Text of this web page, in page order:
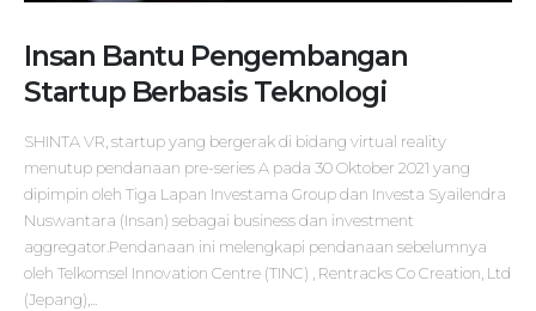
Insan Bantu Pengembangan
Startup Berbasis Teknologi
SHINTA VR, startup yang bergerak di bidang virtual reality
menutup pendanaan pre-series A pada 30 Oktober 2021 yang
dipimpin oleh Tiga Lapan Investama Group dan Investa Syailendra
Nuswantara (Insan) sebagai business dan investment
aggregator.Pendanaan ini melengkapi pendanaan sebelumnya
oleh Telkomsel Innovation Centre (TINC) , Rentracks Co Creation, Ltd
(Jepang),...